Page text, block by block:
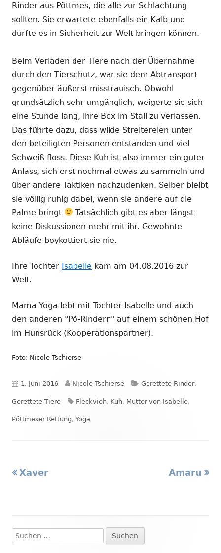
Rinder aus Pöttmes, die alle zur Schlachtung
sollten. Sie erwartete ebenfalls ein Kalb und
durfte es in Sicherheit zur Welt bringen können.
Beim Verladen der Tiere nach der Übernahme
durch den Tierschutz, war sie dem Abtransport
gegenüber äußerst misstrauisch. Obwohl
grundsätzlich sehr umgänglich, weigerte sie sich
eine Stunde lang, ihre Box im Stall zu verlassen.
Das führte dazu, dass wilde Streitereien unter
den beteiligten Personen entstanden und viel
Schweiß floss. Diese Kuh ist also immer ein guter
Anlass, sich erst nochmal etwas zu sammeln und
über andere Taktiken nachzudenken. Selber bleibt
sie völlig ruhig dabei, wenn sie andere auf die
Palme bringt
Tatsächlich gibt es aber längst
keine Diskussionen mehr mit ihr. Gewohnte
Abläufe boykottiert sie nie.
Ihre Tochter Isabelle kam am 04.08.2016 zur
Welt.
Mama Yoga lebt mit Tochter Isabelle und auch
den anderen "Pö-Rindern" auf einem schönen Hof
im Hunsrück (Kooperationspartner).
Foto: Nicole Tschierse
Veröffentlicht
am
1. Juni 2016 Autor
Nicole Tschierse Kategorien
Gerettete Rinder,
Gerettete Tiere Schlagwörter
Fleckvieh, Kuh, Mutter von Isabelle,
Pöttmeser Rettung, Yoga
Beitragsnavigation
Vorheriger
Xaver
Nächster
Amaru
Haupt-
Suchen
nach: